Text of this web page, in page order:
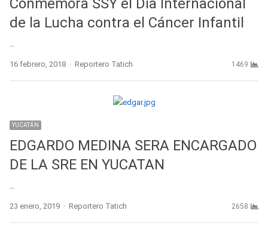
Conmemora SSY el Día Internacional
de la Lucha contra el Cáncer Infantil
…
16 febrero, 2018 Author
Reportero Tatich 1469
YUCATÁN
EDGARDO MEDINA SERA ENCARGADO
DE LA SRE EN YUCATAN
…
23 enero, 2019 Author
Reportero Tatich 2658